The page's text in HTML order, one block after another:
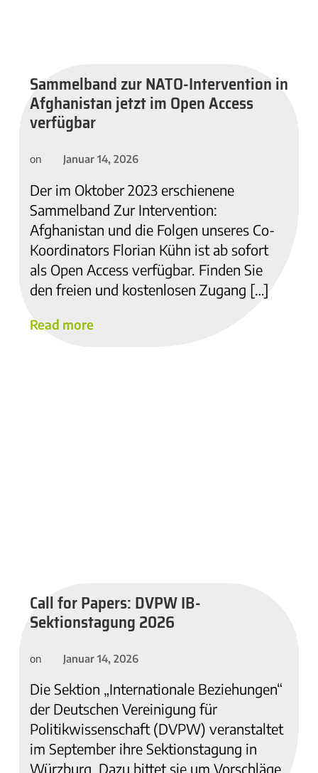
Sammelband zur NATO-Intervention in
Afghanistan jetzt im Open Access
verfügbar
on Januar 14, 2026
Der im Oktober 2023 erschienene
Sammelband Zur Intervention:
Afghanistan und die Folgen unseres Co-
Koordinators Florian Kühn ist ab sofort
als Open Access verfügbar. Finden Sie
den freien und kostenlosen Zugang […]
Read more
Call for Papers: DVPW IB-
Sektionstagung 2026
on Januar 14, 2026
Die Sektion „Internationale Beziehungen“
der Deutschen Vereinigung für
Politikwissenschaft (DVPW) veranstaltet
im September ihre Sektionstagung in
Würzburg. Dazu bittet sie um Vorschläge